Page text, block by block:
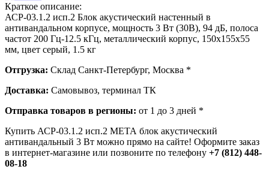
Краткое описание:
АСР-03.1.2 исп.2 Блок акустический настенный в
антивандальном корпусе, мощность 3 Вт (30В), 94 дБ, полоса
частот 200 Гц-12.5 кГц, металлический корпус, 150х155х55
мм, цвет серый, 1.5 кг
Отгрузка: Склад Санкт-Петербург, Москва *
Доставка: Самовывоз, терминал ТК
Отправка товаров в регионы: от 1 до 3 дней *
Купить АСР-03.1.2 исп.2 МЕТА блок акустический
антивандальный 3 Вт можно прямо на сайте! Оформите заказ
в интернет-магазине или позвоните по телефону +7 (812) 448-
08-18